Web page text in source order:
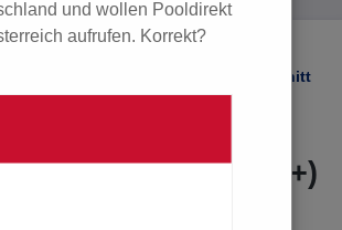
und wollen Pooldirekt
aufrufen. Korrekt?
für Holzpools
Ohne Leiter-Ausschnitt
für
Ovalbecken (Octo+)